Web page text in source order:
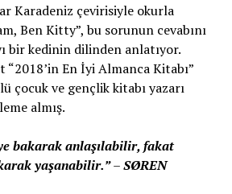
Karadeniz çevirisiyle okurla
Ben Kitty”, bu sorunun cevabını
bir kedinin dilinden anlatıyor.
En İyi Almanca Kitabı”
çocuk ve gençlik kitabı yazarı
almış.
bakarak anlaşılabilir, fakat
yaşanabilir.”–SØREN